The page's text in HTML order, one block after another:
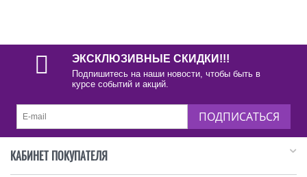
ЭКСКЛЮЗИВНЫЕ СКИДКИ!!!
Подпишитесь на наши новости, чтобы быть в
курсе событий и акций.
ПОДПИСАТЬСЯ
КАБИНЕТ ПОКУПАТЕЛЯ